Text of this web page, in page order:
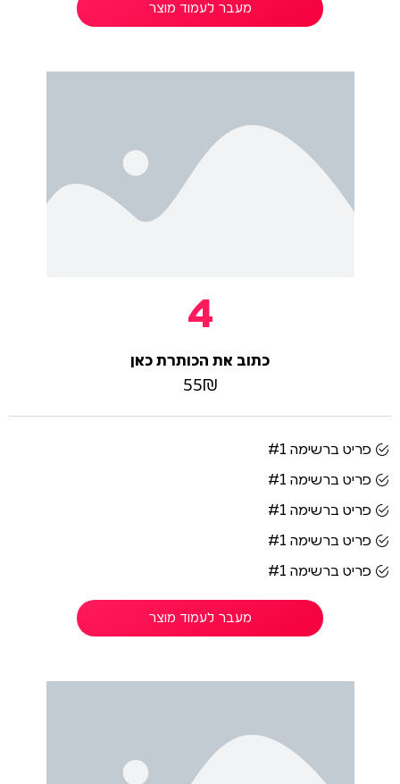
מעבר לעמוד מוצר
4
כתוב את הכותרת כאן
55₪
פריט ברשימה #1
פריט ברשימה #1
פריט ברשימה #1
פריט ברשימה #1
פריט ברשימה #1
מעבר לעמוד מוצר